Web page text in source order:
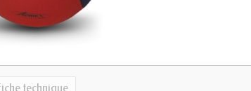
technique